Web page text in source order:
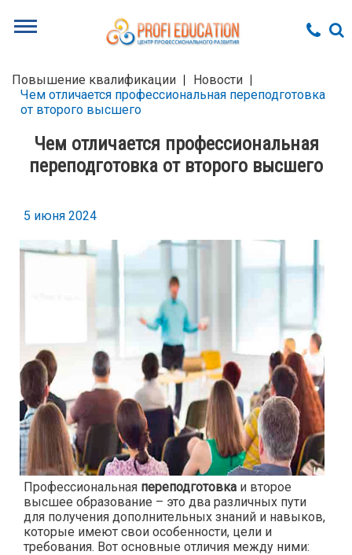
Повышение квалификации
Новости
Чем отличается профессиональная переподготовка
от второго высшего
Чем отличается профессиональная
переподготовка от второго высшего
5 июня 2024
Профессиональная переподготовка и второе
высшее образование – это два различных пути
для получения дополнительных знаний и навыков,
которые имеют свои особенности, цели и
требования. Вот основные отличия между ними: